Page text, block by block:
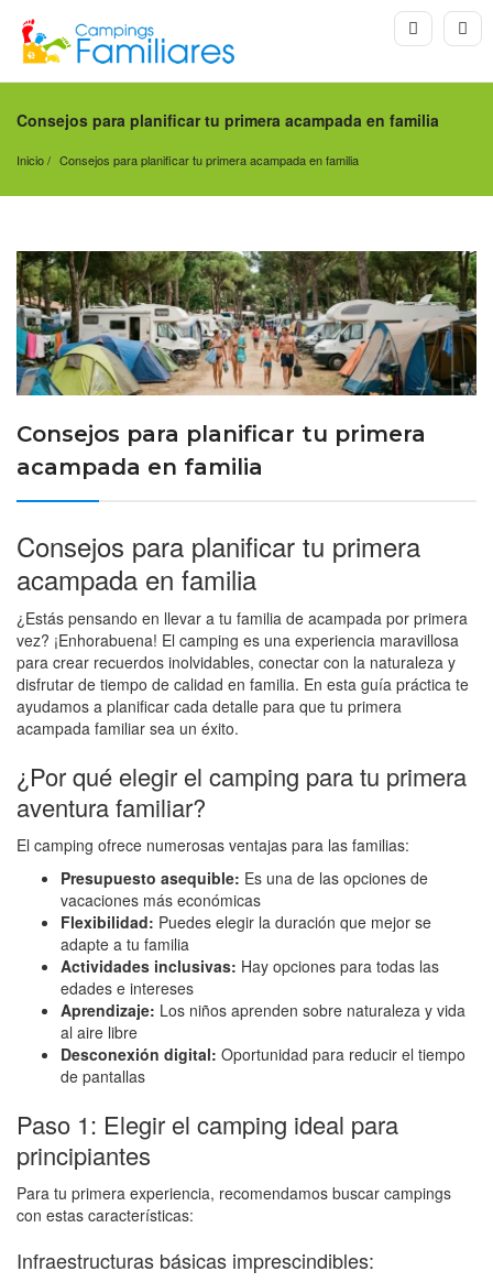
Consejos para planificar tu primera acampada en familia
Inicio Consejos para planificar tu primera acampada en familia
Consejos para planificar tu primera
acampada en familia
Consejos para planificar tu primera
acampada en familia
¿Estás pensando en llevar a tu familia de acampada por primera
vez? ¡Enhorabuena! El camping es una experiencia maravillosa
para crear recuerdos inolvidables, conectar con la naturaleza y
disfrutar de tiempo de calidad en familia. En esta guía práctica te
ayudamos a planificar cada detalle para que tu primera
acampada familiar sea un éxito.
¿Por qué elegir el camping para tu primera
aventura familiar?
El camping ofrece numerosas ventajas para las familias:
Presupuesto asequible: Es una de las opciones de
vacaciones más económicas
Flexibilidad: Puedes elegir la duración que mejor se
adapte a tu familia
Actividades inclusivas: Hay opciones para todas las
edades e intereses
Aprendizaje: Los niños aprenden sobre naturaleza y vida
al aire libre
Desconexión digital: Oportunidad para reducir el tiempo
de pantallas
Paso 1: Elegir el camping ideal para
principiantes
Para tu primera experiencia, recomendamos buscar campings
con estas características:
Infraestructuras básicas imprescindibles: